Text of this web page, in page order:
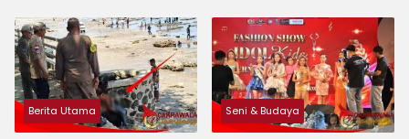
Berita Utama Seni & Budaya